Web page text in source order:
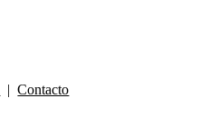
|Contacto